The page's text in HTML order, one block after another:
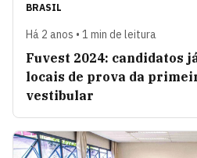
BRASIL
Há 2 anos • 1 min de leitura
Fuvest 2024: candidatos
locais de prova da
vestibular